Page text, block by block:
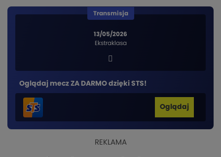
13/05/2026
Ekstraklasa
Transmisja
Oglądaj mecz ZA DARMO dzięki STS!
Oglądaj
REKLAMA